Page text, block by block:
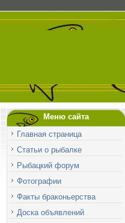
Меню сайта
Главная страница
Статьи о рыбалке
Рыбацкий форум
Фотографии
Факты браконьерства
Доска объявлений